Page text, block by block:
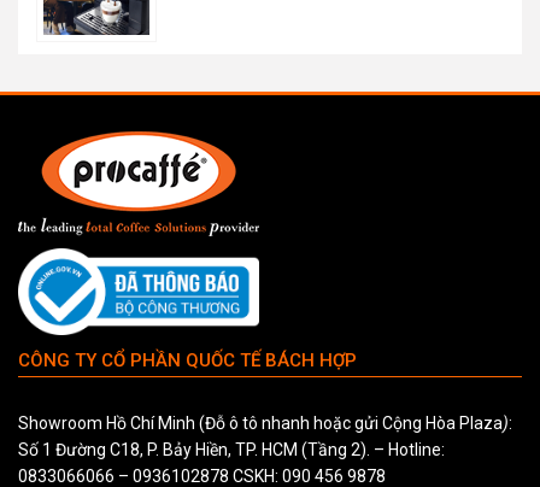
CÔNG TY CỔ PHẦN QUỐC TẾ BÁCH HỢP
Showroom Hồ Chí Minh (Đỗ ô tô nhanh hoặc gửi Cộng Hòa Plaza):
Số 1 Đường C18, P. Bảy Hiền, TP. HCM (Tầng 2). – Hotline:
0833066066 – 0936102878 CSKH: 090 456 9878